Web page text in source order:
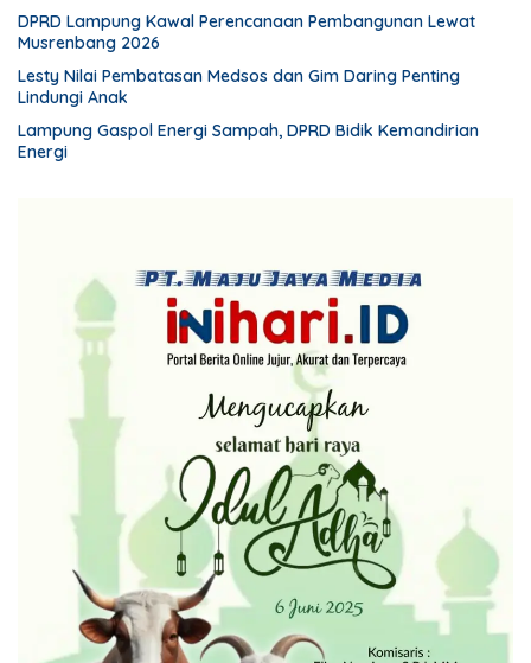
DPRD Lampung Kawal Perencanaan Pembangunan Lewat
Musrenbang 2026
Lesty Nilai Pembatasan Medsos dan Gim Daring Penting
Lindungi Anak
Lampung Gaspol Energi Sampah, DPRD Bidik Kemandirian
Energi